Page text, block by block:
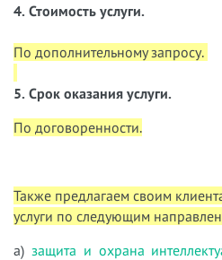
4. Стоимость услуги.
По дополнительному запросу.
5. Срок оказания услуги.
По договоренности.
Также предлагаем своим
услуги по следующим
а) защита и охрана